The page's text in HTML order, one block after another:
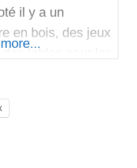
il y a un
en bois, des jeux
tables pour les
sont soumis à
Il y a